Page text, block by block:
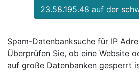
23.58.195.48 auf der
Spam-Datenbanksuche für IP
Überprüfen Sie, ob eine Website
auf große Datenbanken gesperrt